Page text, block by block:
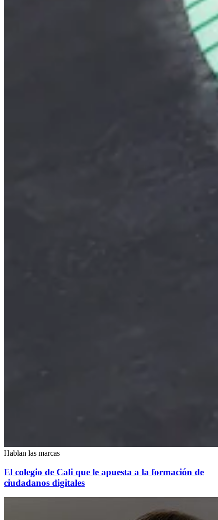
Hablan las marcas
El colegio de Cali que le apuesta a la formación de
ciudadanos digitales